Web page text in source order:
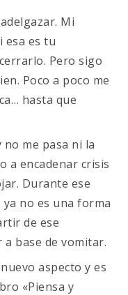
Mi
esa es tu
Pero sigo
Poco a poco me
hasta que
me pasa ni la
a encadenar crisis
Durante ese
no es una forma
de ese
base de vomitar.
aspecto y es
«Piensa y